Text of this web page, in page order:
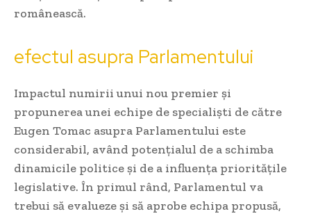
românească.
efectul asupra Parlamentului
Impactul numirii unui nou premier și
propunerea unei echipe de specialiști de către
Eugen Tomac asupra Parlamentului este
considerabil, având potențialul de a schimba
dinamicile politice și de a influența prioritățile
legislative. În primul rând, Parlamentul va
trebui să evalueze și să aprobe echipa propusă,